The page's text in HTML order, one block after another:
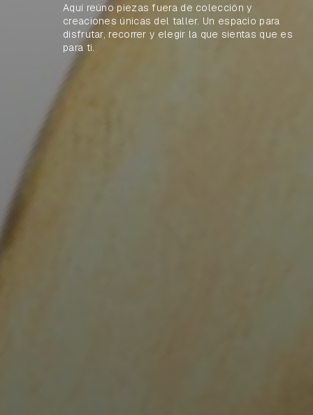
Aquí reúno piezas fuera de colección y
creaciones únicas del taller. Un espacio para
disfrutar, recorrer y elegir la que sientas que es
para ti.